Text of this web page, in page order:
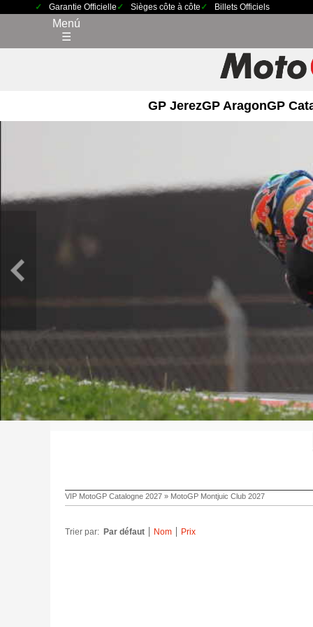
Garantie Officielle Sièges côte à côte Billets Officiels
Menú
☰
GP JerezGP AragonGP
VIP MotoGP Catalogne 2027 » MotoGP Montjuic Club 2027
Trier par: Par défaut Nom Prix